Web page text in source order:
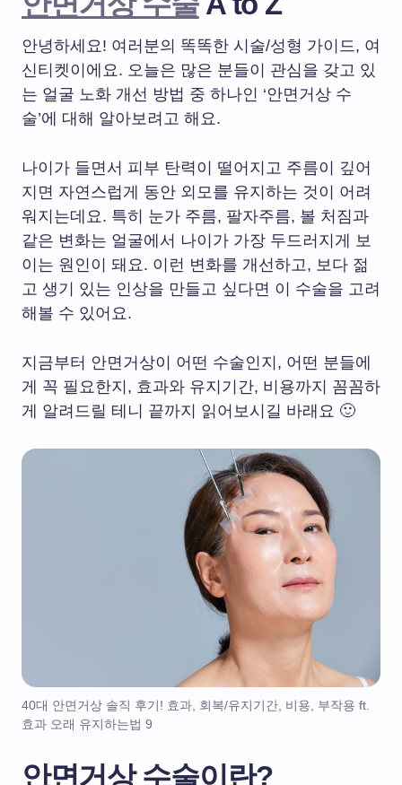
안녕하세요! 여러분의 똑똑한 시술/성형 가이드, 여
신티켓이에요. 오늘은 많은 분들이 관심을 갖고 있
는 얼굴 노화 개선 방법 중 하나인 ‘안면거상 수
술’에 대해 알아보려고 해요.
나이가 들면서 피부 탄력이 떨어지고 주름이 깊어
지면 자연스럽게 동안 외모를 유지하는 것이 어려
워지는데요. 특히 눈가 주름, 팔자주름, 볼 처짐과
같은 변화는 얼굴에서 나이가 가장 두드러지게 보
이는 원인이 돼요. 이런 변화를 개선하고, 보다 젊
고 생기 있는 인상을 만들고 싶다면 이 수술을 고려
해볼 수 있어요.
지금부터 안면거상이 어떤 수술인지, 어떤 분들에
게 꼭 필요한지, 효과와 유지기간, 비용까지 꼼꼼하
게 알려드릴 테니 끝까지 읽어보시길 바래요 🙂
40대 안면거상 솔직 후기! 효과, 회복/유지기간, 비용, 부작용 ft.
효과 오래 유지하는법 9
안면거상 수술이란?